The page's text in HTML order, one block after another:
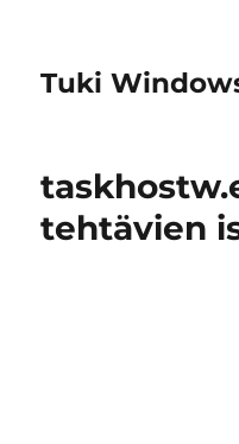
Tuki
tehtävien